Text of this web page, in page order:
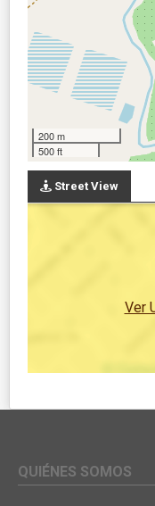
200 m
500 ft
Street View
Ver
QUIÉNES SOMOS